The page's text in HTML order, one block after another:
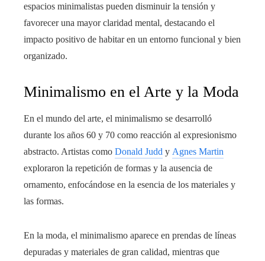
espacios minimalistas pueden disminuir la tensión y
favorecer una mayor claridad mental, destacando el
impacto positivo de habitar en un entorno funcional y bien
organizado.
Minimalismo en el Arte y la Moda
En el mundo del arte, el minimalismo se desarrolló
durante los años 60 y 70 como reacción al expresionismo
abstracto. Artistas como Donald Judd y Agnes Martin
exploraron la repetición de formas y la ausencia de
ornamento, enfocándose en la esencia de los materiales y
las formas.
En la moda, el minimalismo aparece en prendas de líneas
depuradas y materiales de gran calidad, mientras que